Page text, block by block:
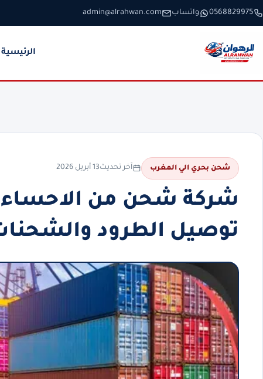
تخطَّ إلى المحتوى
0568829975 واتساب admin@alrahwan.com
الرئيسية
شحن بحري الي المغرب آخر تحديث13 أبريل 2026
توصيل الطرود